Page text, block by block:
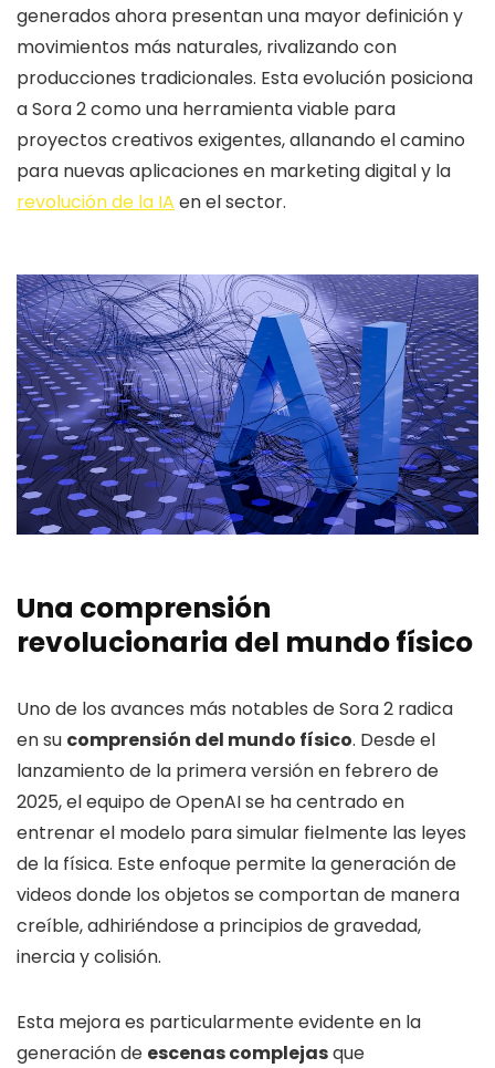
generados ahora presentan una mayor definición y
movimientos más naturales, rivalizando con
producciones tradicionales. Esta evolución posiciona
a Sora 2 como una herramienta viable para
proyectos creativos exigentes, allanando el camino
para nuevas aplicaciones en marketing digital y la
revolución de la IA en el sector.
Una comprensión
revolucionaria del mundo físico
Uno de los avances más notables de Sora 2 radica
en su comprensión del mundo físico. Desde el
lanzamiento de la primera versión en febrero de
2025, el equipo de OpenAI se ha centrado en
entrenar el modelo para simular fielmente las leyes
de la física. Este enfoque permite la generación de
videos donde los objetos se comportan de manera
creíble, adhiriéndose a principios de gravedad,
inercia y colisión.
Esta mejora es particularmente evidente en la
generación de escenas complejasque